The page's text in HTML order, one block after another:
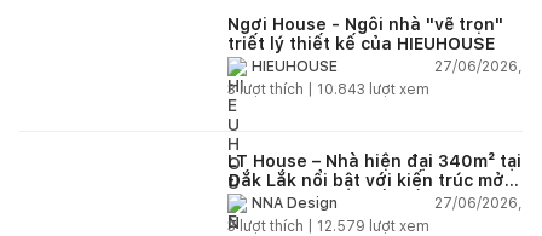
Ngơi House - Ngôi nhà "vẽ trọn"
triết lý thiết kế của HIEUHOUSE
HIEUHOUSE
27/06/2026,
3lượt thích | 10.843 lượt xem
LT House – Nhà hiện đại 340m² tại
Đắk Lắk nổi bật với kiến trúc mở
và hệ sân vườn kết nối thiên
nhiên
NNA Design
27/06/2026,
3lượt thích | 12.579 lượt xem